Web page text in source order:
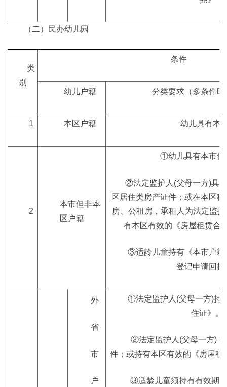
（二）民办幼儿园
类
别
条件
幼儿户籍 分类要求（多条件
1 本区户籍 幼儿具有本
2
本市但非本
区户籍
①幼儿具有本市但
②法定监护人(父母一方)具
区居住类房产证件；或在本区
房、公租房，承租人为法定监
有本区有效的《房屋租赁合
③适龄儿童持有《本市户籍
登记申请回执
外
省
市
户
①法定监护人(父母一方)持
住证》。
②法定监护人(父母一方)
件；或持有本区有效的《房屋租
③适龄儿童须持有有效期